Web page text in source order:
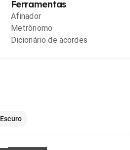
Ferramentas
Afinador
Metrônomo
Dicionário de acordes
Escuro